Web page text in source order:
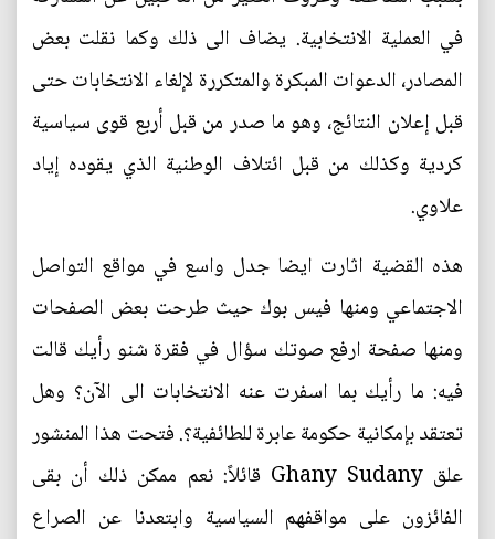
في العملية الانتخابية. يضاف الى ذلك وكما نقلت بعض
المصادر، الدعوات المبكرة والمتكررة لإلغاء الانتخابات حتى
قبل إعلان النتائج، وهو ما صدر من قبل أربع قوى سياسية
كردية وكذلك من قبل ائتلاف الوطنية الذي يقوده إياد
علاوي.
هذه القضية اثارت ايضا جدل واسع في مواقع التواصل
الاجتماعي ومنها فيس بوك حيث طرحت بعض الصفحات
ومنها صفحة ارفع صوتك سؤال في فقرة شنو رأيك قالت
فيه: ما رأيك بما اسفرت عنه الانتخابات الى الآن؟ وهل
تعتقد بإمكانية حكومة عابرة للطائفية؟. فتحت هذا المنشور
علق Ghany Sudany قائلاً: نعم ممكن ذلك أن بقى
الفائزون على مواقفهم السياسية وابتعدنا عن الصراع